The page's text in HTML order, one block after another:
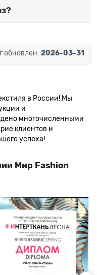
обновлен: 2026-03-31
в России! Мы
и
многочисленными
клиентов и
успеха!
Мир Fashion